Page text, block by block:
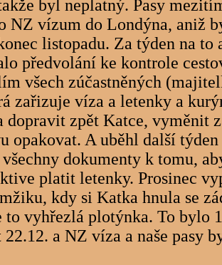
byl neplatný. Pasy
NZ vízum do Londýna, aniž
listopadu. Za týden na to
předvolání ke kontrole
všech zúčastněných
zařizuje víza a letenky a
dopravit zpět Katce, vyměnit
opakovat. A uběhl další
dokumenty k tomu,
platit letenky. Prosinec
kdy si Katka hnula se
vyhřezlá plotýnka. To bylo
a NZ víza a naše pasy